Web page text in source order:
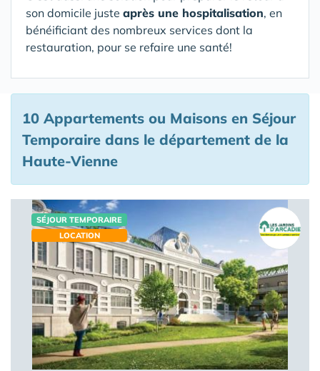
son domicile juste après une hospitalisation, en
bénéificiant des nombreux services dont la
restauration, pour se refaire une santé!
10 Appartements ou Maisons en Séjour
Temporaire dans le département de la
Haute-Vienne
SÉJOUR TEMPORAIRE
LOCATION